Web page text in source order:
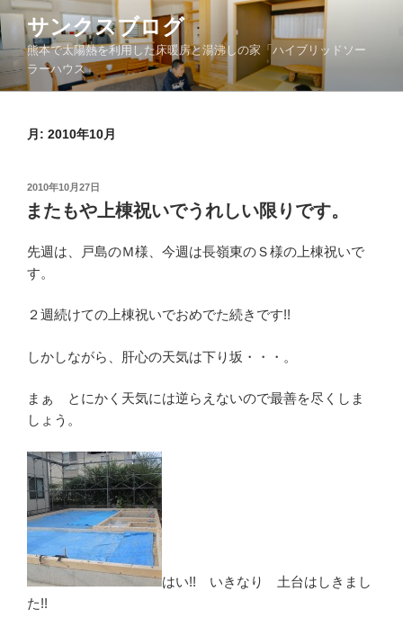
コ
ン
テ
ン
ツ
サンクスブログ
熊本で太陽熱を利用した床暖房と湯沸しの家「ハイブリッドソー
ラーハウス」
月: 2010年10月
投
稿
日:
2010年10月27日
またもや上棟祝いでうれしい限りです。
先週は、戸島のＭ様、今週は長嶺東のＳ様の上棟祝いで
す。
２週続けての上棟祝いでおめでた続きです!!
しかしながら、肝心の天気は下り坂・・・。
まぁ とにかく天気には逆らえないので最善を尽くしま
しょう。
はい!! いきなり 土台はしきまし
た!!